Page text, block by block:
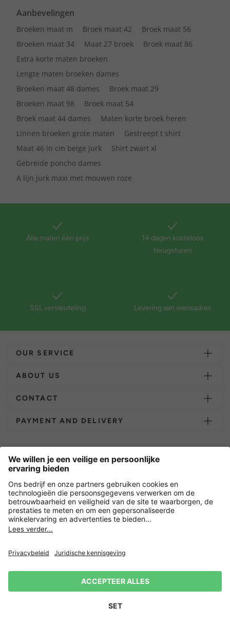
Aanbevelingen
Broeken maat m Broek maat 42
Broek maat 56
Broeken maat 34
Maat 27 broek
Broek maat 86
Extra korte maten broeken
Lengte maten broeken dames
Broeken maat 48 dames
Broek maat 29
Broeken maat 98
Broek maat 54
Broek maat 44 dames
Maten korte broek heren
Linnen broeken grote maten
Gestreept t shirt
Maat 46 in cm beige jurk
Shirt zwart xl
Gebreide poncho dames
A lijn jurk maxi met mouwen roze
Alle maten één prijs
14 dagen kosteloos
terugsturen
SSL versleuteling Levering aan wensadres
OUR SERVICE
ABOUT US
CONTACT
PAYMENT AND DELIVERY
Nederland
Versleuteling met
Privacy Verkoopvoorwaarden Herroepingsrecht Impressum
Nieuwsbrief
15% korting op je volgende
Aanmelden